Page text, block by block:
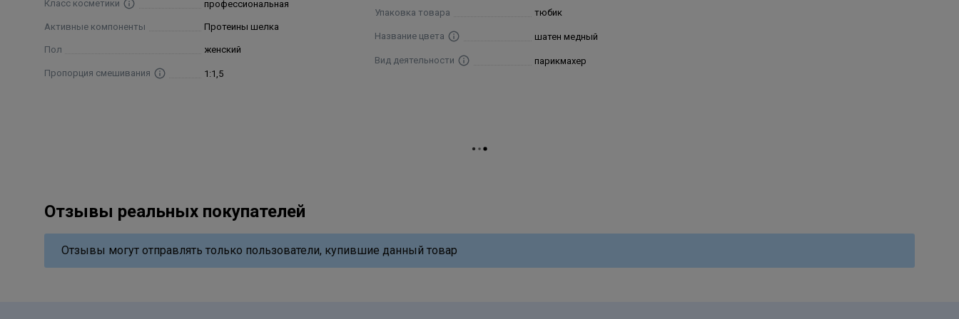
Класс косметики профессиональная
Активные компоненты Протеины шелка
Пол женский
Пропорция смешивания 1:1,5
Упаковка товара тюбик
Название цвета шатен медный
Вид деятельности парикмахер
Отзывы реальных покупателей
Отзывы могут отправлять только пользователи, купившие данный товар